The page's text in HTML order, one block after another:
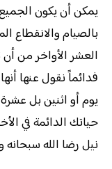
يمكن أن يكون
بالصيام والانقطاع
العشر الأواخر من أن
فدائماً نقول عنها
يوم أو اثنين بل
حياتك الدائمة في
نيل رضا الله سبحانه